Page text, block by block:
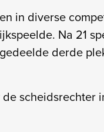
in diverse
Na 21
derde
scheidsrechter